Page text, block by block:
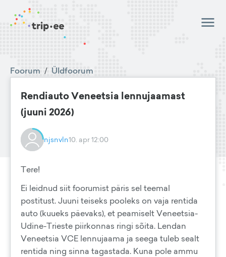
Foorum / Üldfoorum
Rendiauto Veneetsia lennujaamast
(juuni 2026)
njsnvln10. apr 12:00
Tere!
Ei leidnud siit foorumist päris sel teemal
postitust. Juuni teiseks pooleks on vaja rentida
auto (kuueks päevaks), et peamiselt Veneetsia-
Udine-Trieste piirkonnas ringi sõita. Lendan
Veneetsia VCE lennujaama ja seega tuleb sealt
rentida ning sinna tagastada. Kuna pole ammu